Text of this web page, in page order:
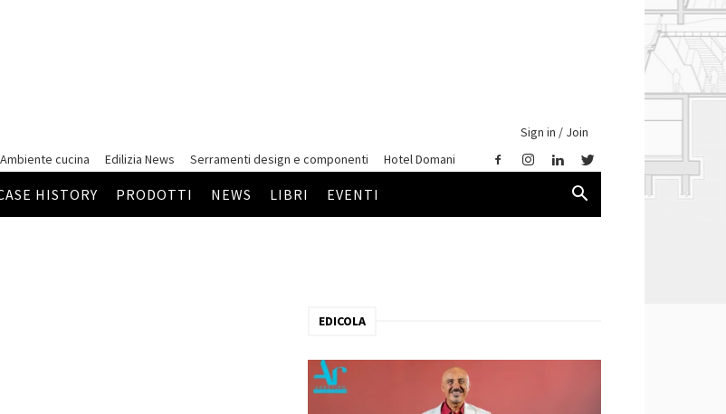
Sign in / Join
Ambiente cucina Edilizia News Serramenti design e componenti Hotel Domani
HISTORY PRODOTTI NEWS LIBRI EVENTI
EDICOLA